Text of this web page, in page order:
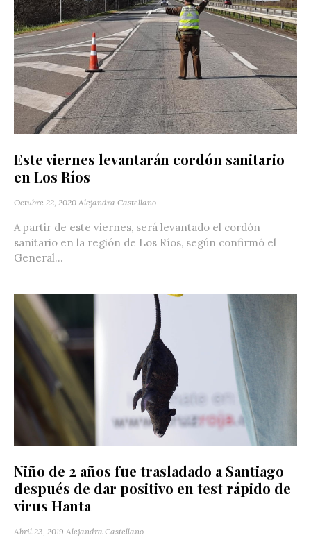
Este viernes levantarán cordón sanitario
en Los Ríos
Octubre 22, 2020 Alejandra Castellano
A partir de este viernes, será levantado el cordón
sanitario en la región de Los Ríos, según confirmó el
General...
Niño de 2 años fue trasladado a Santiago
después de dar positivo en test rápido de
virus Hanta
Abril 23, 2019 Alejandra Castellano